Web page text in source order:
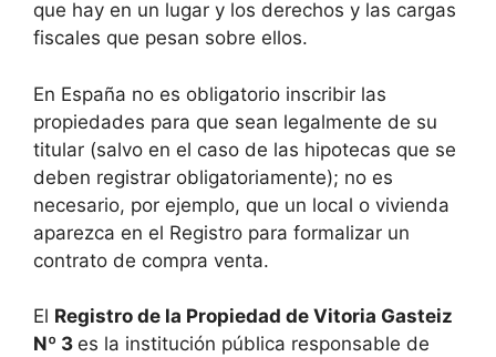
que hay en un lugar y los derechos y las cargas
fiscales que pesan sobre ellos.
En España no es obligatorio inscribir las
propiedades para que sean legalmente de su
titular (salvo en el caso de las hipotecas que se
deben registrar obligatoriamente); no es
necesario, por ejemplo, que un local o vivienda
aparezca en el Registro para formalizar un
contrato de compra venta.
El Registro de la Propiedad de Vitoria Gasteiz
Nº 3 es la institución pública responsable de